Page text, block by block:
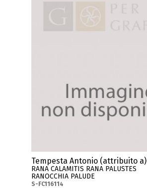
Tempesta Antonio (attribuito a)
RANA CALAMITIS RANA PALUSTES
RANOCCHIA PALUDE
S-FC116114